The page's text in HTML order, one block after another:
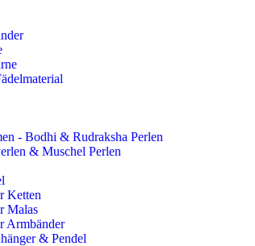
- Bodhi & Rudraksha Perlen
& Muschel Perlen
Ketten
Malas
Armbänder
& Pendel